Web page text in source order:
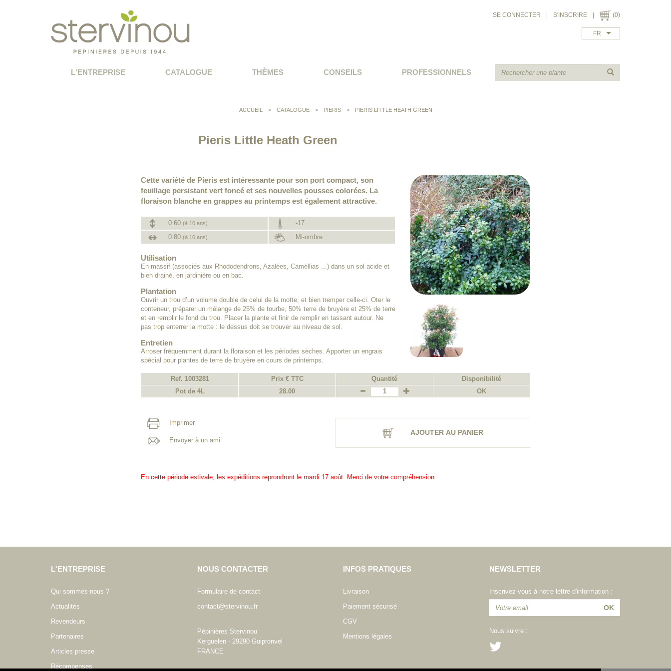
SE CONNECTER S'INSCRIRE (0)
FR
L'ENTREPRISE CATALOGUE THÈMES CONSEILS PROFESSIONNELS
ACCUEIL > CATALOGUE > PIERIS > PIERIS LITTLE HEATH GREEN
Pieris Little Heath Green
Cette variété de Pieris est intéressante pour son port compact, son
feuillage persistant vert foncé et ses nouvelles pousses colorées. La
floraison blanche en grappes au printemps est également attractive.
0.60 (à 10 ans)
-17
0.80 (à 10 ans) Mi-ombre
Utilisation
En massif (associés aux Rhododendrons, Azalées, Caméllias ...) dans un sol acide et
bien drainé, en jardinière ou en bac.
Plantation
Ouvrir un trou d’un volume double de celui de la motte, et bien tremper celle-ci. Oter le
conteneur, préparer un mélange de 25% de tourbe, 50% terre de bruyère et 25% de terre
et en remplir le fond du trou. Placer la plante et finir de remplir en tassant autour. Ne
pas trop enterrer la motte : le dessus doit se trouver au niveau de sol.
Entretien
Arroser fréquemment durant la floraison et les périodes sèches. Apporter un engrais
spécial pour plantes de terre de bruyère en cours de printemps.
Ref. 1003281 Prix € TTC Quantité
Disponibilité
Pot de 4L
28.00 OK
Imprimer
Envoyer à un ami
AJOUTER AU PANIER
En cette période estivale, les expéditions reprondront le mardi 17 août. Merci de votre compréhension
L'ENTREPRISE
Qui sommes-nous ?
Actualités
Revendeurs
Partenaires
Articles presse
Récompenses
NOUS CONTACTER
Formulaire de contact
contact@stervinou.fr
Pépinières Stervinou
Kerguelen - 29290 Guipronvel
FRANCE
INFOS PRATIQUES
Livraison
Paiement sécurisé
CGV
Mentions légales
NEWSLETTER
Inscrivez-vous à notre lettre d'information :
Nous suivre :